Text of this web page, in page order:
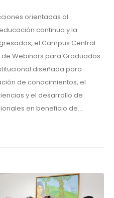
orientadas al
continua y la
el Campus Central
Webinars para Graduados
diseñada para
de conocimientos, el
y el desarrollo de
en beneficio de...